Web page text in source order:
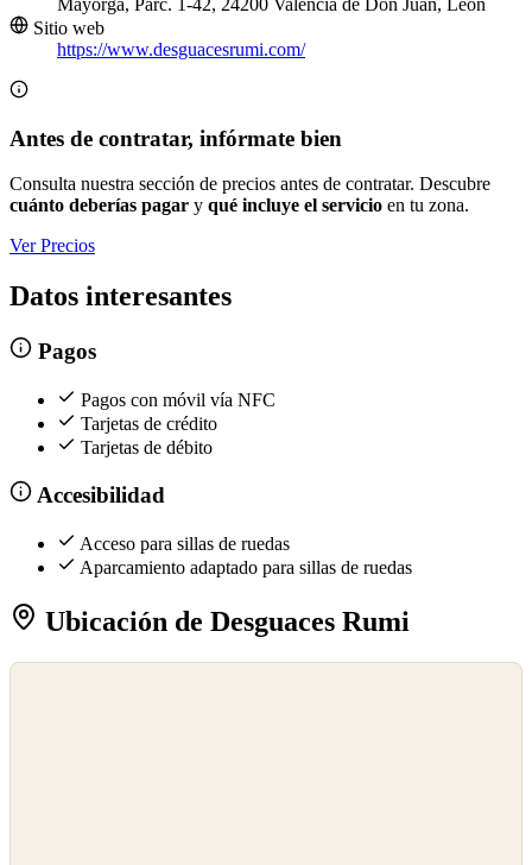
Mayorga, Parc. 1-42, 24200 Valencia de Don Juan, León
Sitio web
https://www.desguacesrumi.com/
Antes de contratar, infórmate bien
Consulta nuestra sección de precios antes de contratar. Descubre
cuánto deberías pagar y qué incluye el servicio en tu zona.
Ver Precios
Datos interesantes
Pagos
Pagos con móvil vía NFC
Tarjetas de crédito
Tarjetas de débito
Accesibilidad
Acceso para sillas de ruedas
Aparcamiento adaptado para sillas de ruedas
Ubicación de Desguaces Rumi